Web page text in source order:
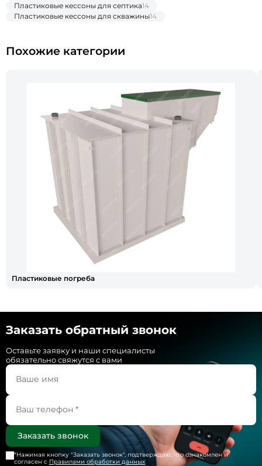
Пластиковые кессоны для септика14
Пластиковые кессоны для скважины14
Похожие категории
Пластиковые погреба
Заказать обратный звонок
Оставьте заявку и наши специалисты
обязательно свяжутся с вами
*Нажимая кнопку "Заказать звонок", подтверждаю, что ознакомлен и
согласен с Правилами обработки данных